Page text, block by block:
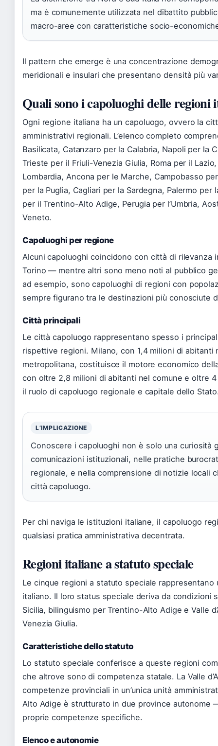
ma è comunemente utilizzata nel dibattito
macro-aree con caratteristiche socio-
Il pattern che emerge è una concentrazione
meridionali e insulari che presentano densità più
Quali sono i capoluoghi delle regioni
Ogni regione italiana ha un capoluogo, ovvero la
amministrativi regionali. L’elenco completo
Basilicata, Catanzaro per la Calabria, Napoli per la
Trieste per il Friuli-Venezia Giulia, Roma per il
Lombardia, Ancona per le Marche, Campobasso
per la Puglia, Cagliari per la Sardegna, Palermo
per il Trentino-Alto Adige, Perugia per l’Umbria,
Veneto.
Capoluoghi per regione
Alcuni capoluoghi coincidono con città di rilevanza
Torino — mentre altri sono meno noti al pubblico
ad esempio, sono capoluoghi di regioni con
sempre figurano tra le destinazioni più conosciute
Città principali
Le città capoluogo rappresentano spesso i
rispettive regioni. Milano, con 1,4 milioni di abitanti
metropolitana, costituisce il motore economico
con oltre 2,8 milioni di abitanti nel comune e oltre
il ruolo di capoluogo regionale e capitale dello
L’IMPLICAZIONE
Conoscere i capoluoghi non è solo una
comunicazioni istituzionali, nelle pratiche
regionale, e nella comprensione di notizie locali
città capoluogo.
Per chi naviga le istituzioni italiane, il capoluogo
qualsiasi pratica amministrativa decentrata.
Regioni italiane a statuto speciale
Le cinque regioni a statuto speciale
italiano. Il loro status speciale deriva da condizioni
Sicilia, bilinguismo per Trentino-Alto Adige e Valle
Venezia Giulia.
Caratteristiche dello statuto
Lo statuto speciale conferisce a queste regioni
che altrove sono di competenza statale. La Valle
competenze provinciali in un’unica unità
Alto Adige è strutturato in due province autonome
proprie competenze specifiche.
Elenco e autonomie